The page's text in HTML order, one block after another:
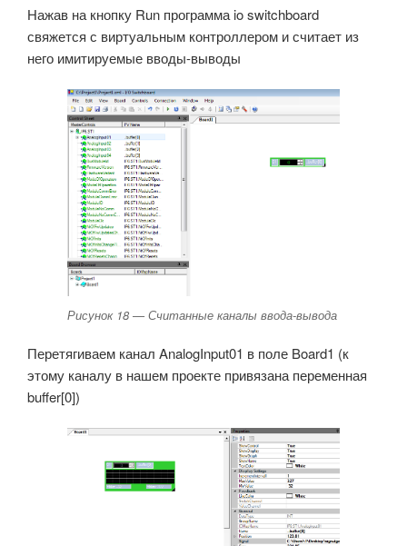
Нажав на кнопку Run программа io switchboard
свяжется с виртуальным контроллером и считает из
него имитируемые вводы-выводы
Рисунок 18 — Считанные каналы ввода-вывода
Перетягиваем канал AnalogInput01 в поле Board1 (к
этому каналу в нашем проекте привязана переменная
buffer[0])